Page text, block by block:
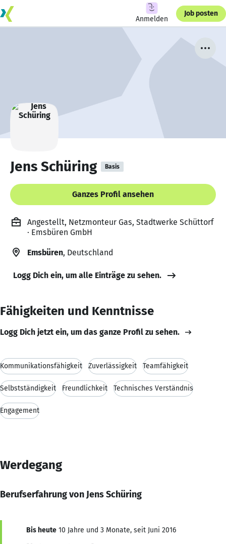
Anmelden
Job posten
Jens Schüring Basis
Ganzes Profil ansehen
Angestellt, Netzmonteur Gas, Stadtwerke Schüttorf
· Emsbüren GmbH
Emsbüren, Deutschland
Logg Dich ein, um alle Einträge zu sehen.
Fähigkeiten und Kenntnisse
Logg Dich jetzt ein, um das ganze Profil zu sehen.
Kommunikationsfähigkeit Zuverlässigkeit Teamfähigkeit
Selbstständigkeit Freundlichkeit Technisches Verständnis
Engagement
Werdegang
Berufserfahrung von Jens Schüring
Bis heute 10 Jahre und 3 Monate, seit Juni 2016